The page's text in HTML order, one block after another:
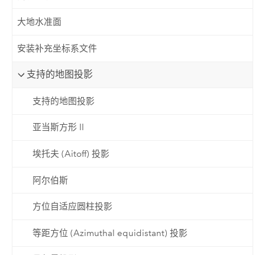
大地水准面
安装补充坐标系文件
支持的地图投影
支持的地图投影
亚当斯方形 II
埃托夫 (Aitoff) 投影
阿尔伯斯
方位自适应圆柱投影
等距方位 (Azimuthal equidistant) 投影